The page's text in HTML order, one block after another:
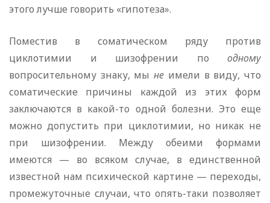
этого лучше говорить «гипотеза».
Поместив в соматическом ряду против
циклотимии и шизофрении по одному
вопросительному знаку, мыне имели в виду, что
соматические причины каждой из этих форм
заключаются в какой-то одной болезни. Это еще
можно допустить при циклотимии, но никак не
при шизофрении. Между обеими формами
имеются — во всяком случае, в единственной
известной нам психической картине — переходы,
промежуточные случаи, что опять-таки позволяет